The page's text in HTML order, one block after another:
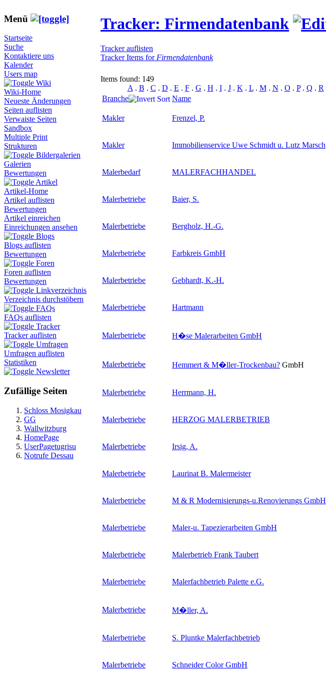
Menü
Startseite
Suche
Kontaktiere uns
Kalender
Users map
Wiki
Wiki-Home
Neueste Änderungen
Seiten auflisten
Verwaiste Seiten
Sandbox
Multiple Print
Strukturen
Bildergalerien
Galerien
Bewertungen
Artikel
Artikel-Home
Artikel auflisten
Bewertungen
Artikel einreichen
Einreichungen ansehen
Blogs
Blogs auflisten
Bewertungen
Foren
Foren auflisten
Bewertungen
Linkverzeichnis
Verzeichnis durchstöbern
FAQs
FAQs auflisten
Tracker
Tracker auflisten
Umfragen
Umfragen auflisten
Statistiken
Newsletter
Zufällige Seiten
Schloss Mosigkau
GG
Wallwitzburg
HomePage
UserPagetugrisu
Notrufe Dessau
Tracker: Firmendatenbank
Tracker auflisten
Tracker Items for Firmendatenbank
Items found: 149
A . B . C . D . E . F. G . H . I. J. K . L. M. N . O . P. Q . R
Branche
Name
Makler Frenzel, P.
Makler Immobilienservice Uwe Schmidt u. Lutz Marsch
Malerbedarf MALERFACHHANDEL
Malerbetriebe Baier, S.
Malerbetriebe Bergholz, H.-G.
Malerbetriebe Farbkreis GmbH
Malerbetriebe Gebhardt, K.-H.
Malerbetriebe Hartmann
Malerbetriebe H�se Malerarbeiten GmbH
Malerbetriebe Hemmert & M�ller-Trockenbau? GmbH
Malerbetriebe Herrmann, H.
Malerbetriebe HERZOG MALERBETRIEB
Malerbetriebe Irsig, A.
Malerbetriebe Laurinat B. Malermeister
Malerbetriebe M & R Modernisierungs-u.Renovierungs GmbH
Malerbetriebe Maler-u. Tapezierarbeiten GmbH
Malerbetriebe Malerbetrieb Frank Taubert
Malerbetriebe Malerfachbetrieb Palette e.G.
Malerbetriebe M�ller, A.
Malerbetriebe S. Pluntke Malerfachbetrieb
Malerbetriebe Schneider Color GmbH